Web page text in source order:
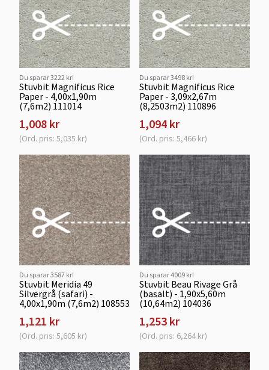
Du sparar 3222 kr!
Stuvbit Magnificus Rice
Paper - 4,00x1,90m
(7,6m2) 111014
1,008 kr
(Ord. pris: 5,035 kr)
Du sparar 3498 kr!
Stuvbit Magnificus Rice
Paper - 3,09x2,67m
(8,2503m2) 110896
1,094 kr
(Ord. pris: 5,466 kr)
Du sparar 3587 kr!
Stuvbit Meridia 49
Silvergrå (safari) -
4,00x1,90m (7,6m2) 108553
1,121 kr
(Ord. pris: 5,605 kr)
Du sparar 4009 kr!
Stuvbit Beau Rivage Grå
(basalt) - 1,90x5,60m
(10,64m2) 104036
1,253 kr
(Ord. pris: 6,264 kr)